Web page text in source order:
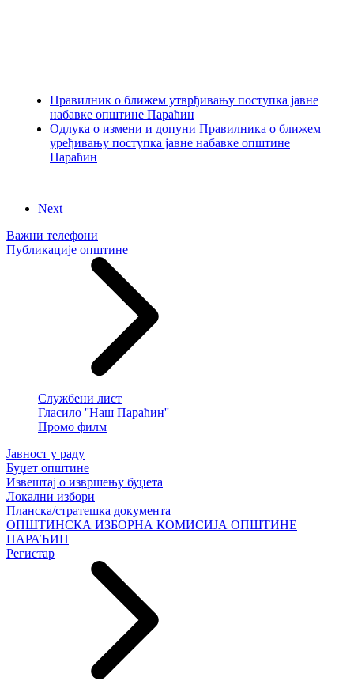
Правилник о ближем утврђивању поступка јавне
набавке општине Параћин
Одлука о измени и допуни Правилника о ближем
уређивању поступка јавне набавке општине
Параћин
Next
Важни телефони
Публикације општине
Службени лист
Гласило ''Наш Параћин''
Промо филм
Јавност у раду
Буџет општине
Извештај о извршењу буџета
Локални избори
Планска/стратешка документа
ОПШТИНСКА ИЗБОРНА КОМИСИЈА ОПШТИНЕ
ПАРАЋИН
Регистар